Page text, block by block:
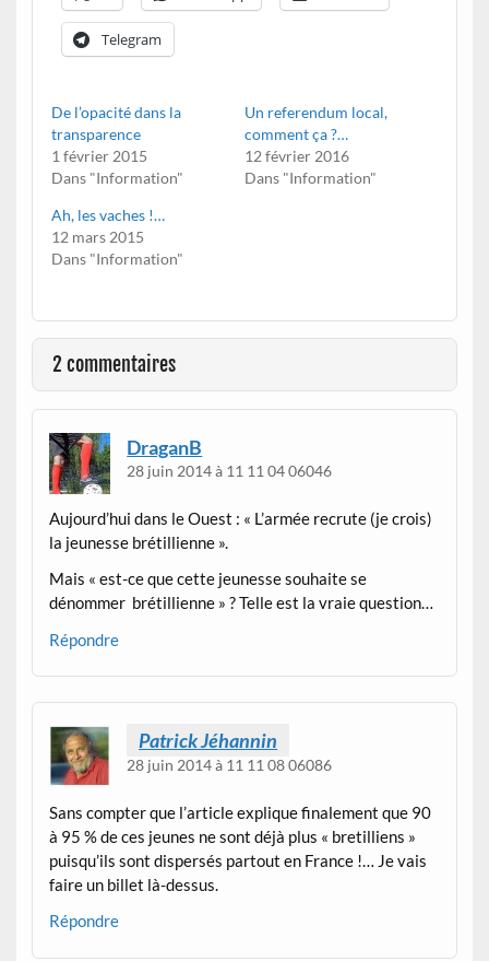
Telegram
De l’opacité dans la
transparence
1 février 2015
Dans "Information"
Un referendum local,
comment ça ?…
12 février 2016
Dans "Information"
Ah, les vaches !…
12 mars 2015
Dans "Information"
2 commentaires
DraganB
28 juin 2014 à 11 11 04 06046
Aujourd’hui dans le Ouest : « L’armée recrute (je crois)
la jeunesse brétillienne ».
Mais « est-ce que cette jeunesse souhaite se
dénommer brétillienne » ? Telle est la vraie question…
Répondre
Patrick Jéhannin
28 juin 2014 à 11 11 08 06086
Sans compter que l’article explique finalement que 90
à 95 % de ces jeunes ne sont déjà plus « bretilliens »
puisqu’ils sont dispersés partout en France !… Je vais
faire un billet là-dessus.
Répondre